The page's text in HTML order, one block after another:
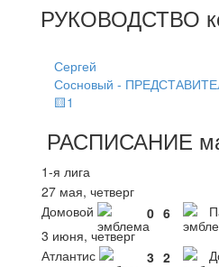
РУКОВОДСТВО
Сергей
Сосновый -
🟨1
РАСПИСАНИЕ
1-я лига
27 мая, четверг
Домовой
0 6
3 июня, четверг
Атлантис
3 2